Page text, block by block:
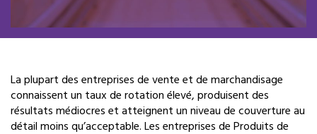
La plupart des entreprises de vente et de marchandisage
connaissent un taux de rotation élevé, produisent des
résultats médiocres et atteignent un niveau de couverture au
détail moins qu’acceptable. Les entreprises de Produits de